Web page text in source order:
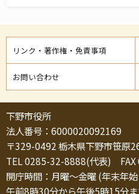
リンク・著作権・免責事項
お問い合わせ
下野市役所
法人番号：6000020092169
〒329-0492 栃木県下野市笹原
TEL 0285-32-8888(代表) FAX
開庁時間：月曜～金曜 (年末年
午前8時30分から午後5時15分